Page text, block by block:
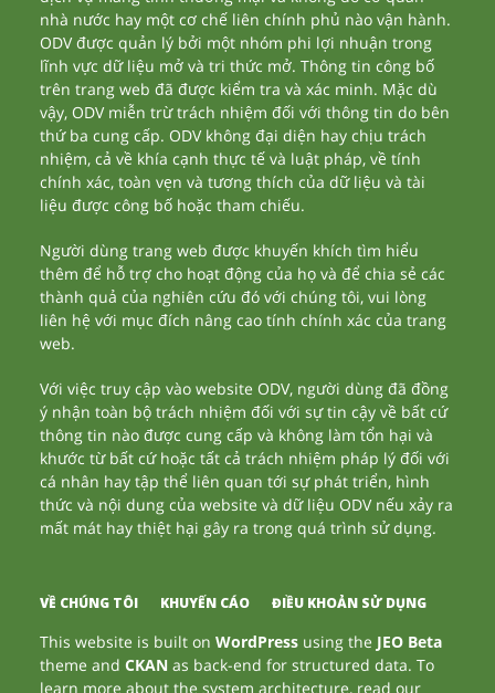
nhà nước hay một cơ chế liên chính phủ nào vận hành.
ODV được quản lý bởi một nhóm phi lợi nhuận trong
lĩnh vực dữ liệu mở và tri thức mở. Thông tin công bố
trên trang web đã được kiểm tra và xác minh. Mặc dù
vậy, ODV miễn trừ trách nhiệm đối với thông tin do bên
thứ ba cung cấp. ODV không đại diện hay chịu trách
nhiệm, cả về khía cạnh thực tế và luật pháp, về tính
chính xác, toàn vẹn và tương thích của dữ liệu và tài
liệu được công bố hoặc tham chiếu.
Người dùng trang web được khuyến khích tìm hiểu
thêm để hỗ trợ cho hoạt động của họ và để chia sẻ các
thành quả của nghiên cứu đó với chúng tôi, vui lòng
liên hệ với mục đích nâng cao tính chính xác của trang
web.
Với việc truy cập vào website ODV, người dùng đã đồng
ý nhận toàn bộ trách nhiệm đối với sự tin cậy về bất cứ
thông tin nào được cung cấp và không làm tổn hại và
khước từ bất cứ hoặc tất cả trách nhiệm pháp lý đối với
cá nhân hay tập thể liên quan tới sự phát triển, hình
thức và nội dung của website và dữ liệu ODV nếu xảy ra
mất mát hay thiệt hại gây ra trong quá trình sử dụng.
VỀ CHÚNG TÔI KHUYẾN CÁO ĐIỀU KHOẢN SỬ DỤNG
This website is built onWordPress using the JEO Beta
theme andCKAN as back-end for structured data. To
learn more about the system architecture, read our